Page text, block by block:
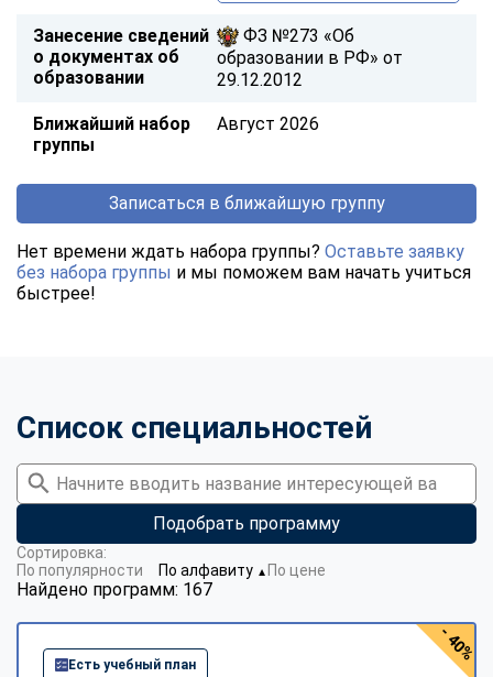
Занесение сведений
о документах об
образовании
ФЗ №273 «Об
образовании в РФ» от
29.12.2012
Ближайший набор
группы
Август 2026
Записаться в ближайшую группу
Нет времени ждать набора группы? Оставьте заявку
без набора группы и мы поможем вам начать учиться
быстрее!
Список специальностей
Подобрать программу
Найдено программ: 167
Сортировка:
По популярности
По алфавиту ▼ По цене
Есть учебный план
- 40%